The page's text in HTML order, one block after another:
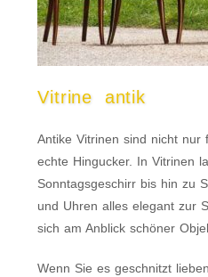
Vitrine antik
Antike Vitrinen sind nicht nur
echte Hingucker. In Vitrinen
Sonntagsgeschirr bis hin zu
und Uhren alles elegant zur
sich am Anblick schöner
Wenn Sie es geschnitzt